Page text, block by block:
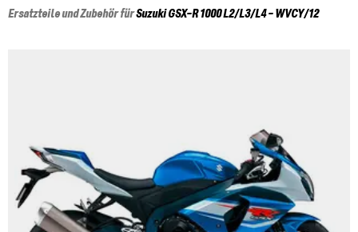
Ersatzteile und Zubehör fürSuzukiGSX-R 1000 L2/L3/L4 - WVCY/12